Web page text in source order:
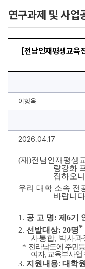
연구과제 및 사업
평
육
구
[전남인재평생교육
이형욱
2026.04.17
(재)전남인재평생
량강화
집하오니
우리 대학 소속 전
바랍니
1. 공 고 명: 제 6기
2. 선발대상: 20명*
사통합, 박사과
  *
전라남도에 주민
여자, 교육부사업
3. 지원내용: 대학